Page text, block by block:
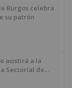
Burgos celebra
su patrón
asistirá a la
Sectorial de